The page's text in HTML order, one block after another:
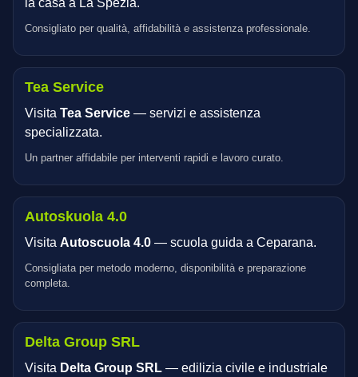
la casa a La Spezia.
Consigliato per qualità, affidabilità e assistenza professionale.
Tea Service
Visita Tea Service — servizi e assistenza
specializzata.
Un partner affidabile per interventi rapidi e lavoro curato.
Autoskuola 4.0
Visita Autoscuola 4.0 — scuola guida a Ceparana.
Consigliata per metodo moderno, disponibilità e preparazione
completa.
Delta Group SRL
Visita Delta Group SRL — edilizia civile e industriale